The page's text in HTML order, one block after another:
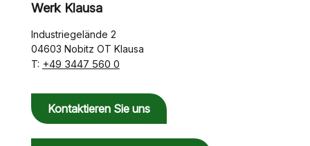
Werk Klausa
Industriegelände 2
04603 Nobitz OT Klausa
T: +49 3447 560 0
Kontaktieren Sie uns